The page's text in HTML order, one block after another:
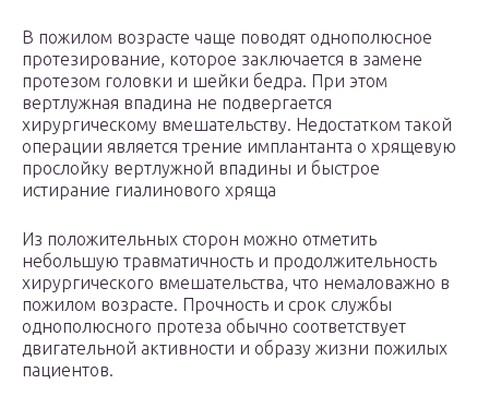
В пожилом возрасте чаще поводят однополюсное
протезирование, которое заключается в замене
протезом головки и шейки бедра. При этом
вертлужная впадина не подвергается
хирургическому вмешательству. Недостатком такой
операции является трение имплантанта о хрящевую
прослойку вертлужной впадины и быстрое
истирание гиалинового хряща
Из положительных сторон можно отметить
небольшую травматичность и продолжительность
хирургического вмешательства, что немаловажно в
пожилом возрасте. Прочность и срок службы
однополюсного протеза обычно соответствует
двигательной активности и образу жизни пожилых
пациентов.